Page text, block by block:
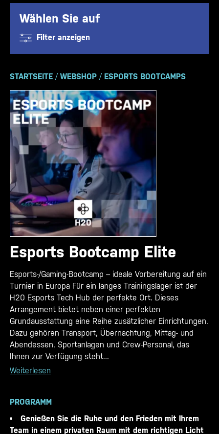
Wählen Sie auf
Filter anzeigen
STARTSEITE / WEBSHOP / ESPORTS BOOTCAMPS
Esports Bootcamp Elite
Esports-/Gaming-Bootcamp – ideale Vorbereitung auf ein
Turnier in Europa Für ein langes Trainingslager ist der
H20 Esports Tech Hub der perfekte Ort. Dieses
Arrangement bietet neben einer perfekten
Grundausstattung eine Reihe zusätzlicher Einrichtungen.
Dazu gehören Transport, Übernachtung, Mittag- und
Abendessen, Sportanlagen und Crew-Personal, das
Ihnen zur Verfügung steht...
Weiterlesen
PROGRAMM
Genießen Sie die Ruhe und den Frieden mit Ihrem
Team in einem privaten Raum mit dem richtigen Licht